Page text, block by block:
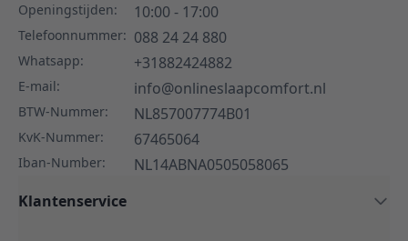
Openingstijden: 10:00 - 17:00
Telefoonnummer: 088 24 24 880
Whatsapp: +31882424882
E-mail: info@onlineslaapcomfort.nl
BTW-Nummer: NL857007774B01
KvK-Nummer: 67465064
Iban-Number:
NL14ABNA0505058065
Klantenservice